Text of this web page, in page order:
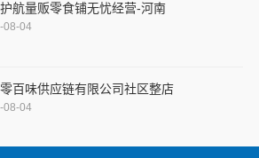
航量贩零食铺无忧经营-河南
08-04
百味供应链有限公司社区整店
08-04